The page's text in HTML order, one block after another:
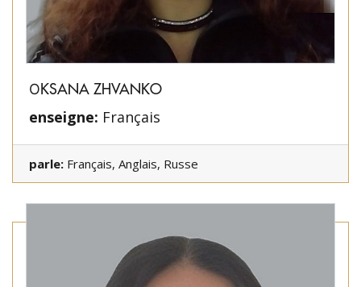
ОKSANA ZHVANKO
enseigne: Français
parle: Français, Anglais, Russe